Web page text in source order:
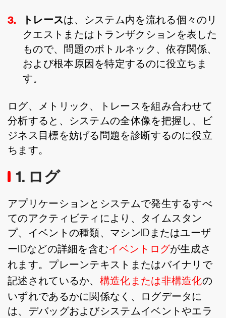
トレースは、システム内を流れる個々のリ
クエストまたはトランザクションを表した
もので、問題のボトルネック、依存関係、
および根本原因を特定するのに役立ちま
す。
ログ、メトリック、トレースを組み合わせて
分析すると、システムの全体像を把握し、ビ
ジネス目標を妨げる問題を診断するのに役立
ちます。
1. ログ
アプリケーションとシステムで発生するすべ
てのアクティビティにより、タイムスタン
プ、イベントの種類、マシンIDまたはユーザ
ーIDなどの詳細を含むイベントログが生成さ
れます。プレーンテキストまたはバイナリで
記述されているか、 構造化または非構造化の
いずれであるかに関係なく、ログデータに
は、デバッグおよびシステムイベントやエラ